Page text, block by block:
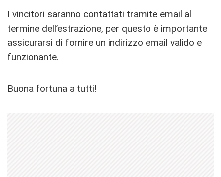
I vincitori saranno contattati tramite email al
termine dell’estrazione, per questo è importante
assicurarsi di fornire un indirizzo email valido e
funzionante.
Buona fortuna a tutti!